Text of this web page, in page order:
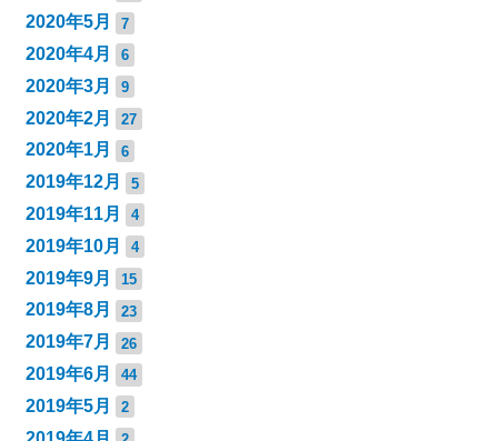
2020年5月 7
2020年4月 6
2020年3月 9
2020年2月 27
2020年1月 6
2019年12月 5
2019年11月 4
2019年10月 4
2019年9月 15
2019年8月 23
2019年7月 26
2019年6月 44
2019年5月 2